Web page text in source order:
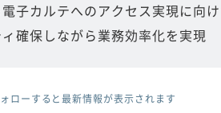
子カルテへのアクセス実現に向
確保しながら業務効率化を実現
ローすると最新情報が表示されます